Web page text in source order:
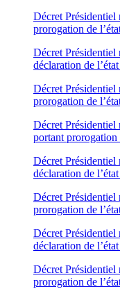
Décret
prorogation de
Décret Présidentiel
déclaration de
Décret Présidentiel
prorogation de
Décret Présidentiel
portant prorogation
Décret
déclaration de
Décret
prorogation de
Décret
déclaration de
Décret
prorogation de